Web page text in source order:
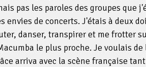
pas les paroles des groupes que
envies de concerts. J'étais à deux
danser, transpirer et me frotter
le plus proche. Je voulais de
arriva avec la scène française